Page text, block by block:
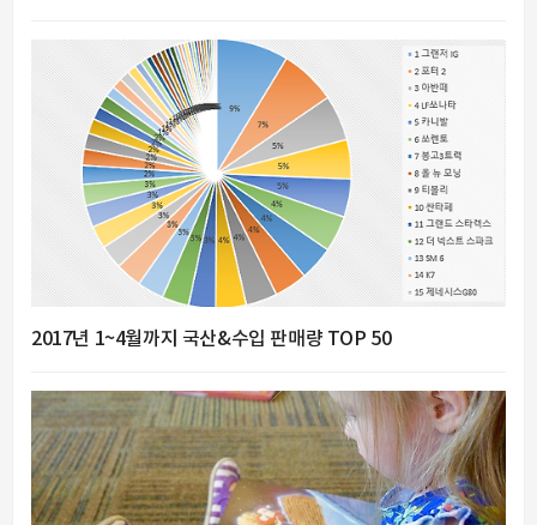
2017년 1~4월까지 국산&수입 판매량 TOP 50